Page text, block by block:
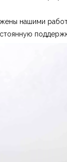
нашими